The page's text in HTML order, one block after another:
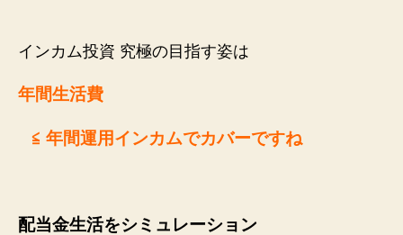
インカム投資 究極の目指す姿は
年間生活費
≦ 年間運用インカムでカバーですね
配当金生活をシミュレーション